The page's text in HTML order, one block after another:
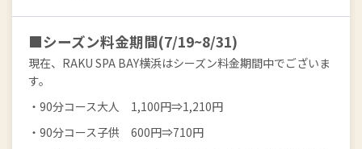
■シーズン料金期間(7/19~8/31)
現在、RAKU SPA BAY横浜はシーズン料金期間中でございま
す。
・90分コース大人 1,100円⇒1,210円
・90分コース子供 600円⇒710円